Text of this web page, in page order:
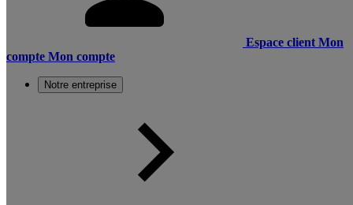
Espace client Mon
compte Mon compte
Notre entreprise